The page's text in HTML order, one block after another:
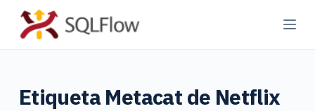
a
Etiqueta Metacat de Netflix